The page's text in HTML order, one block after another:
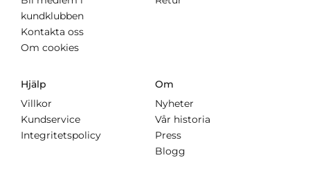
kundklubben
Kontakta oss
Om cookies
Hjälp
Villkor
Kundservice
Integritetspolicy
Om
Nyheter
Vår historia
Press
Blogg